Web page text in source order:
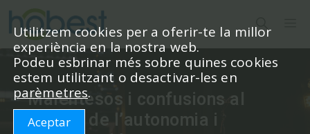
Vés
al
contingut
Malentesos i confusions al
voltant de l’autonomia i
Utilitzem cookies per a oferir-te la millor
experiència en la nostra web.
Podeu esbrinar més sobre quines cookies
estem utilitzant o desactivar-les en
parèmetres.
Aceptar